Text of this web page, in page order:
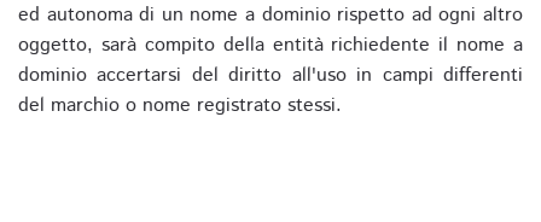
ed autonoma di un nome a dominio rispetto ad ogni altro
oggetto, sarà compito della entità richiedente il nome a
dominio accertarsi del diritto all'uso in campi differenti
del marchio o nome registrato stessi.